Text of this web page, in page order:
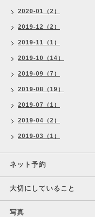
2020-01（2）
2019-12（2）
2019-11（1）
2019-10（14）
2019-09（7）
2019-08（19）
2019-07（1）
2019-04（2）
2019-03（1）
ネット予約
大切にしていること
写真